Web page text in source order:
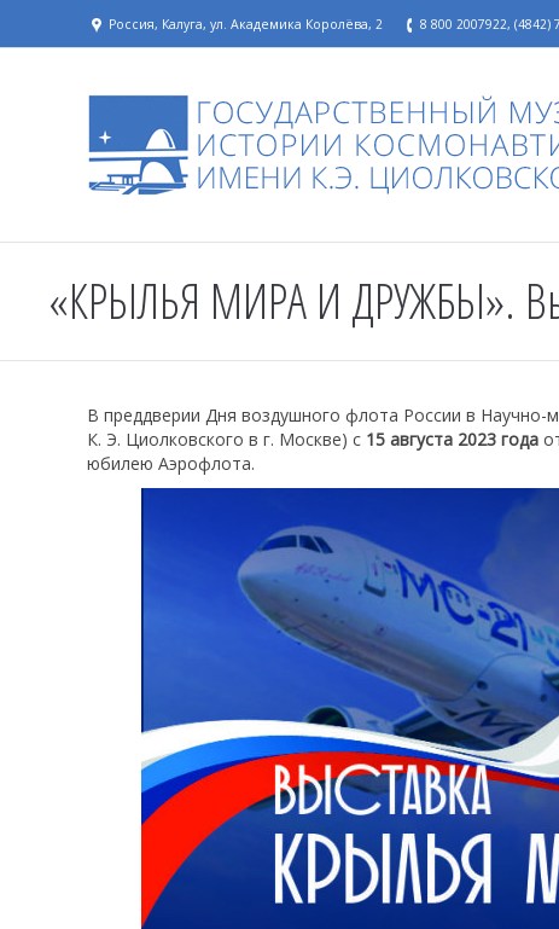
Россия, Калуга, ул. Академика Королёва, 2 8 800 2007922, (4842)
«КРЫЛЬЯ МИРА И ДРУЖБЫ».
В преддверии Дня воздушного флота России в
К. Э. Циолковского в г. Москве) с 15 августа 2023 года
юбилею Аэрофлота.